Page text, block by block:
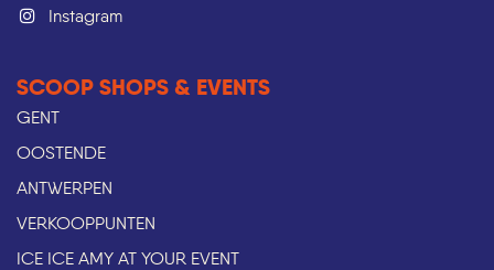
Instagram
SCOOP SHOPS & EVENTS
GENT
OOSTENDE
ANTWERPEN
VERKOOPPUNTEN
ICE ICE AMY AT YOUR EVENT